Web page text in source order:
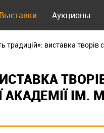
Выставки Аукционы
традицій»: виставка творів
АКАДЕМІЇ ІМ.